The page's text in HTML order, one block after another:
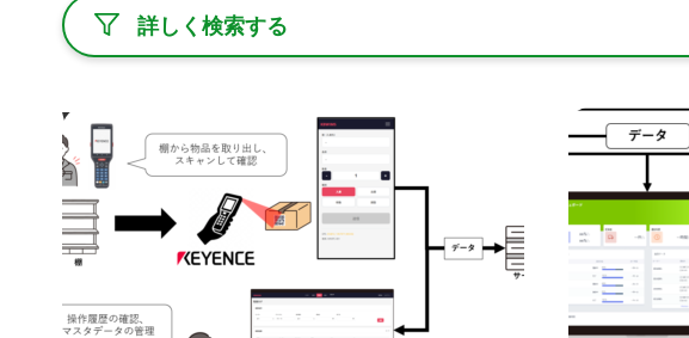
WORKS
導入実績
詳しく検索する